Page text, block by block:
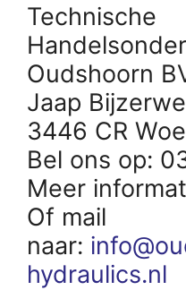
Technische
Oudshoorn
Jaap
3446 CR
Bel ons op:
Meer
Of mail
naar:
hydraulics.nl